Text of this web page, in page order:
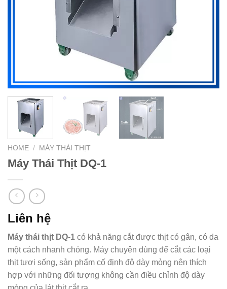
HOME / MÁY THÁI THỊT
Máy Thái Thịt DQ-1
Liên hệ
Máy thái thịt DQ-1 có khả năng cắt được thịt có gân, có da
một cách nhanh chóng. Máy chuyên dùng để cắt các loại
thịt tươi sống, sản phẩm cố định độ dày mỏng nên thích
hợp với những đối tượng không cần điều chỉnh độ dày